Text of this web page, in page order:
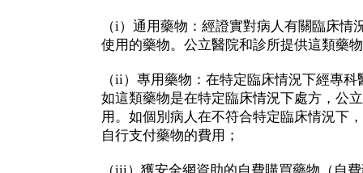
（i）通用藥物：經證實對病人有關臨床情
使用的藥物。公立醫院和診所提供這類藥
（ii）專用藥物：在特定臨床情況下經專
如這類藥物是在特定臨床情況下處方，公
用。如個別病人在不符合特定臨床情況下
自行支付藥物的費用；